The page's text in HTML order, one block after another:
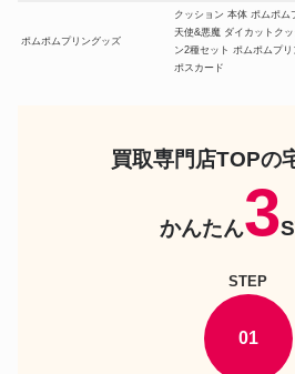
ポムポムプリングッズ
クッション 本体 ポムポム
天使&悪魔 ダイカットクッ
ン2種セット ポムポムプ
ポスカード
SANRIO KUROMI
サマンサベガ 限定 クロミ
ル ビジュー ショルダーバ
キキララきせかえドール
サンリオマイメロ シナモ
ギョドン バク クロミ ポチ
コ ぴあの もちもちころこ
スコット ぬいぐるみ ベビー
R509_3135k
買取専門店TOPの
かんたん3
STEP
01